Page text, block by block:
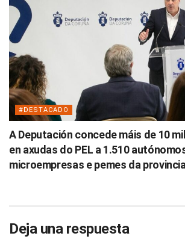
#DESTACADO
A Deputación concede máis de 10
en axudas do PEL a 1.510
microempresas e pemes da provincia
Deja una respuesta